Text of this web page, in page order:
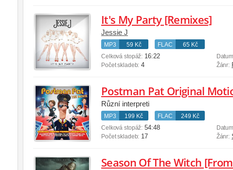
It's My Party [Remixes]
Jessie J
MP3 59 Kč FLAC
65 Kč
Celková stopáž: 16:22
Počet skladeb: 4 Žánr:
Postman Pat Original
Různí interpreti
MP3 199 Kč FLAC
249 Kč
Celková stopáž: 54:48
Počet skladeb: 17 Žánr: